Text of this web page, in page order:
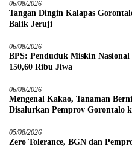
06/08/2026
Tangan Dingin Kalapas
Balik Jeruji
06/08/2026
BPS: Penduduk Miskin
150,60 Ribu Jiwa
06/08/2026
Mengenal Kakao, Tanaman
Disalurkan Pemprov Gorontalo
05/08/2026
Zero Tolerance, BGN dan